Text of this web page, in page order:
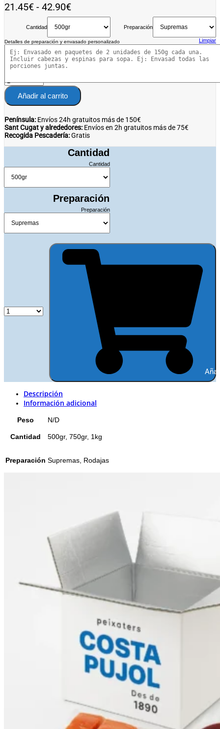
21.45€ - 42.90€Rango
de
precios:
desde
21.45€
hasta
Cantidad Preparación
Limpiar
Detalles de preparación y envasado personalizado
Añadir al carrito
Península: Envíos 24h gratuitos más de 150€
Sant Cugat y alrededores: Envíos en 2h gratuitos más de 75€
Recogida Pescadería:Gratis
Cantidad
Cantidad
Preparación
Preparación
Descripción
Información adicional
Peso N/D
Cantidad 500gr, 750gr, 1kg
Preparación Supremas, Rodajas